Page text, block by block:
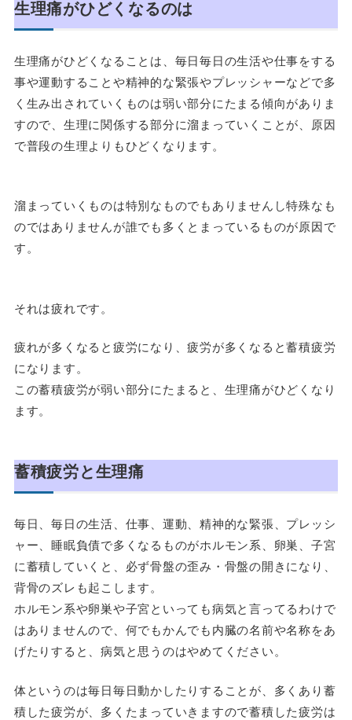
生理痛がひどくなるのは
生理痛がひどくなることは、毎日毎日の生活や仕事をする
事や運動することや精神的な緊張やプレッシャーなどで多
く生み出されていくものは弱い部分にたまる傾向がありま
すので、生理に関係する部分に溜まっていくことが、原因
で普段の生理よりもひどくなります。
溜まっていくものは特別なものでもありませんし特殊なも
のではありませんが誰でも多くとまっているものが原因で
す。
それは疲れです。
疲れが多くなると疲労になり、疲労が多くなると蓄積疲労
になります。
この蓄積疲労が弱い部分にたまると、生理痛がひどくなり
ます。
蓄積疲労と生理痛
毎日、毎日の生活、仕事、運動、精神的な緊張、プレッシ
ャー、睡眠負債で多くなるものがホルモン系、卵巣、子宮
に蓄積していくと、必ず骨盤の歪み・骨盤の開きになり、
背骨のズレも起こします。
ホルモン系や卵巣や子宮といっても病気と言ってるわけで
はありませんので、何でもかんでも内臓の名前や名称をあ
げたりすると、病気と思うのはやめてください。
体というのは毎日毎日動かしたりすることが、多くあり蓄
積した疲労が、多くたまっていきますので蓄積した疲労は